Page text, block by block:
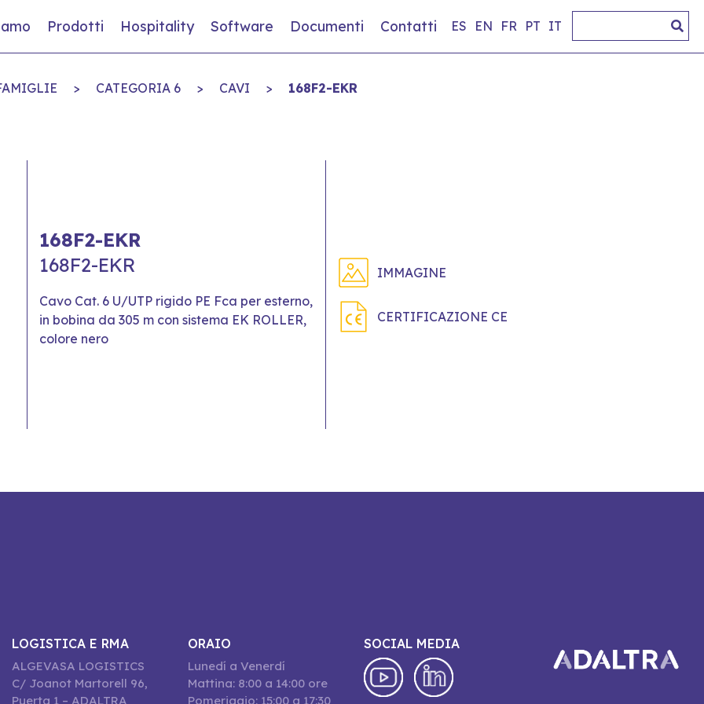
Prodotti Hospitality Software Documenti Contatti ES EN FR PT IT
> CATEGORIA 6 > CAVI > 168F2-EKR
168F2-EKR
168F2-EKR
Cavo Cat. 6 U/UTP rigido PE Fca per esterno,
in bobina da 305 m con sistema EK ROLLER,
colore nero
IMMAGINE
CERTIFICAZIONE CE
LOGISTICA E RMA
ALGEVASA LOGISTICS
C/ Joanot Martorell 96,
Puerta 1 – ADALTRA
ORAIO
Lunedí a Venerdí
Mattina: 8:00 a 14:00 ore
Pomeriggio: 15:00 a 17:30
SOCIAL MEDIA